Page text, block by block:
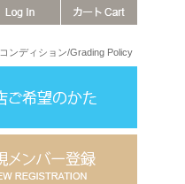
コンディション/Grading Policy